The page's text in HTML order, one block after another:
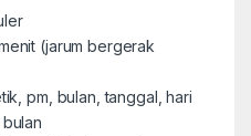
(jarum bergerak
pm, bulan, tanggal, hari